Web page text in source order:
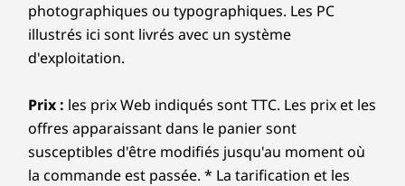
photographiques ou typographiques. Les PC
illustrés ici sont livrés avec un système
d'exploitation.
Prix : les prix Web indiqués sont TTC. Les prix et les
offres apparaissant dans le panier sont
susceptibles d'être modifiés jusqu'au moment où
la commande est passée. * La tarification et les